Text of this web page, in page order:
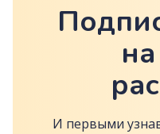
И первыми